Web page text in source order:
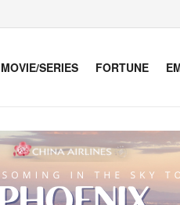
MOVIE/SERIES FORTUNE